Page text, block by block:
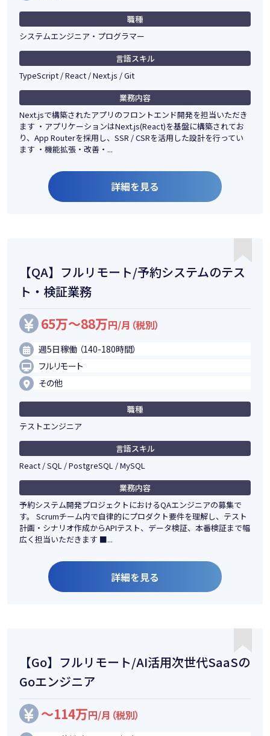
職種
システムエンジニア・プログラマー
言語スキル
TypeScript / React / Next.js / Git
業務内容
Next.jsで構築されたアプリのフロントエンド開発を担当いただき
ます ・アプリケーションはNext.js(React)を基盤に構築されてお
り、App Routerを採用し、SSR / CSRを活用した設計を行ってい
ます ・機能拡張・改善・...
詳細を見る
【QA】フルリモート/予約システムのテス
ト・検証業務
65万～88万円/月（税別）
週5日稼働 （140-180時間）
フルリモート
その他
職種
テストエンジニア
言語スキル
React / SQL / PostgreSQL / MySQL
業務内容
予約システム開発プロジェクトにおけるQAエンジニアの募集で
す。 Scrumチーム内で自律的にプロダクト要件を理解し、テスト
計画・シナリオ作成からAPIテスト、データ検証、本番検証まで幅
広く担当いただきます ■...
詳細を見る
【Go】フルリモート/AI活用次世代SaaSの
Goエンジニア
～114万円/月（税別）